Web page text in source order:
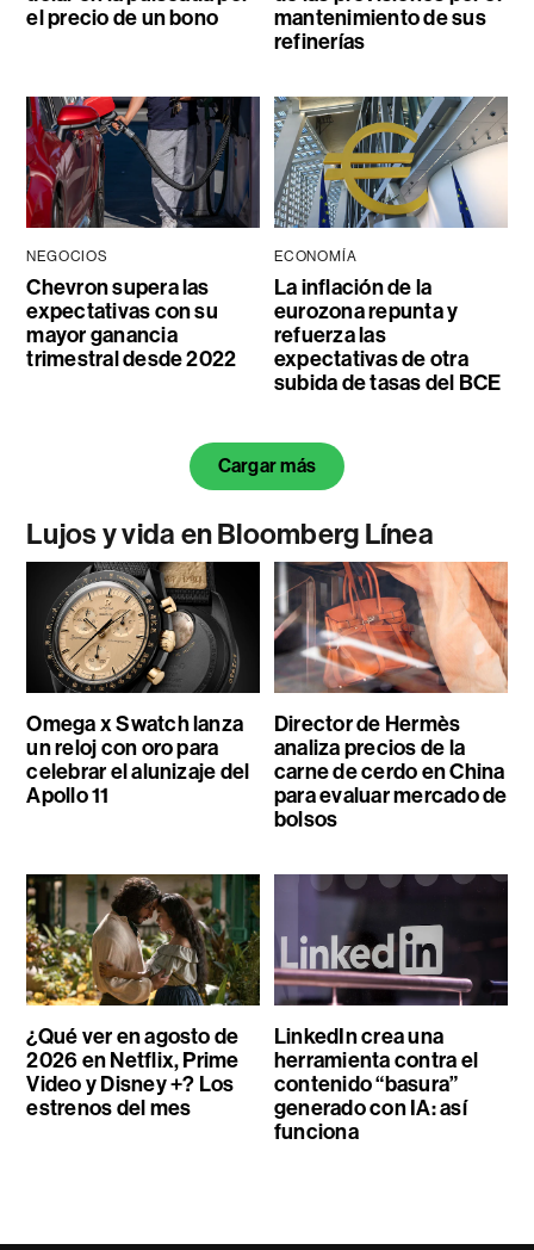
el precio de un bono
mantenimiento de sus
refinerías
NEGOCIOS
Chevron supera las
expectativas con su
mayor ganancia
trimestral desde 2022
ECONOMÍA
La inflación de la
eurozona repunta y
refuerza las
expectativas de otra
subida de tasas del BCE
Cargar más
Lujos y vida en Bloomberg Línea
Omega x Swatch lanza
un reloj con oro para
celebrar el alunizaje del
Apollo 11
Director de Hermès
analiza precios de la
carne de cerdo en China
para evaluar mercado de
bolsos
¿Qué ver en agosto de
2026 en Netflix, Prime
Video y Disney +? Los
estrenos del mes
LinkedIn crea una
herramienta contra el
contenido “basura”
generado con IA: así
funciona